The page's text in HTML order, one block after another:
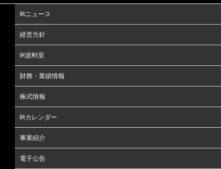
IRニュース
経営方針
IR資料室
財務・業績情報
株式情報
IRカレンダー
事業紹介
電子公告